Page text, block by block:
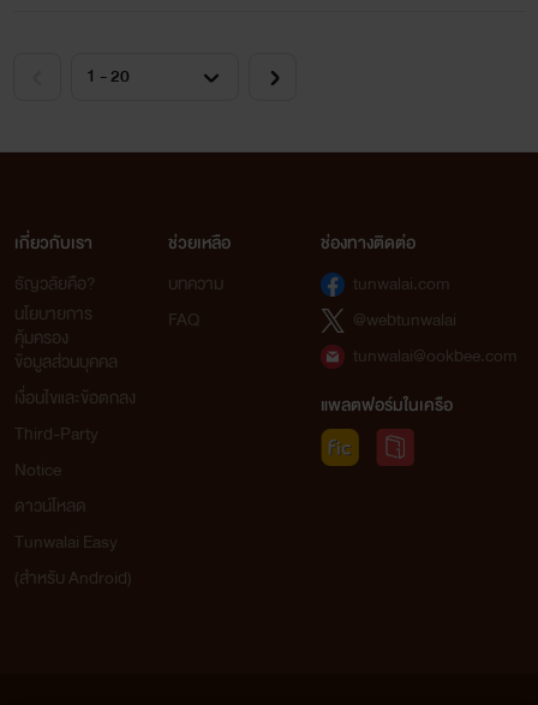
เกี่ยวกับเรา
ธัญวลัยคือ?
นโยบายการ
คุ้มครอง
ข้อมูลส่วนบุคคล
เงื่อนไขและข้อตกลง
Third-Party
Notice
ดาวน์โหลด
Tunwalai Easy
(สำหรับ Android)
ช่วยเหลือ
บทความ
FAQ
ช่องทางติดต่อ
tunwalai.com
@webtunwalai
tunwalai@ookbee.com
แพลตฟอร์มในเครือ